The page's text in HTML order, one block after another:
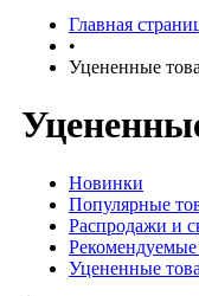
Главная
•
Уцененные
Новинки
Популярные
Распродажи и
Уцененные